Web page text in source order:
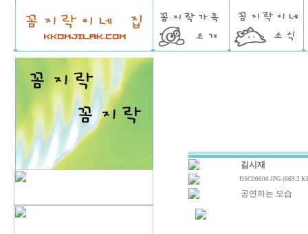
김시재
DSC00600.JPG (669.2
공연하는 모습